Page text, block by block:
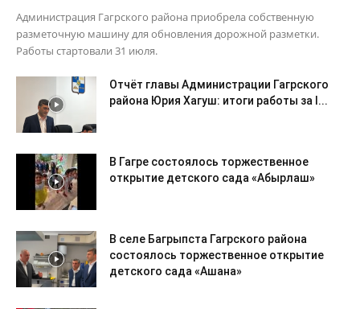
Администрация Гагрского района приобрела собственную
разметочную машину для обновления дорожной разметки.
Работы стартовали 31 июля.
Отчёт главы Администрации Гагрского
района Юрия Хагуш: итоги работы за I...
В Гагре состоялось торжественное
открытие детского сада «Абырлаш»
В селе Багрыпста Гагрского района
состоялось торжественное открытие
детского сада «Ашана»